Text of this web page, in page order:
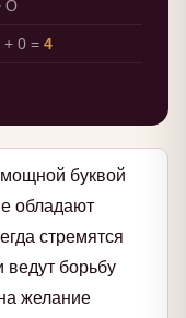
О
0 = 4
буквой
обладают
стремятся
ведут борьбу
желание